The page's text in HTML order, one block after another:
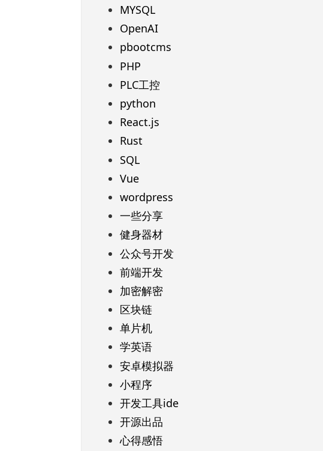
MYSQL
OpenAI
pbootcms
PHP
PLC工控
python
React.js
Rust
SQL
Vue
wordpress
一些分享
健身器材
公众号开发
前端开发
加密解密
区块链
单片机
学英语
安卓模拟器
小程序
开发工具ide
开源出品
心得感悟